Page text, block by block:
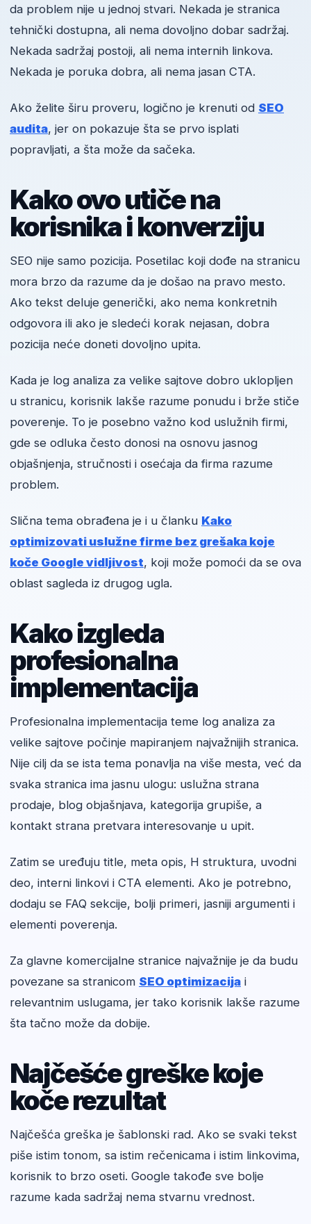
da problem nije u jednoj stvari. Nekada je stranica
tehnički dostupna, ali nema dovoljno dobar sadržaj.
Nekada sadržaj postoji, ali nema internih linkova.
Nekada je poruka dobra, ali nema jasan CTA.
Ako želite širu proveru, logično je krenuti od SEO
audita, jer on pokazuje šta se prvo isplati
popravljati, a šta može da sačeka.
Kako ovo utiče na
korisnika i konverziju
SEO nije samo pozicija. Posetilac koji dođe na stranicu
mora brzo da razume da je došao na pravo mesto.
Ako tekst deluje generički, ako nema konkretnih
odgovora ili ako je sledeći korak nejasan, dobra
pozicija neće doneti dovoljno upita.
Kada je log analiza za velike sajtove dobro uklopljen
u stranicu, korisnik lakše razume ponudu i brže stiče
poverenje. To je posebno važno kod uslužnih firmi,
gde se odluka često donosi na osnovu jasnog
objašnjenja, stručnosti i osećaja da firma razume
problem.
Slična tema obrađena je i u članku Kako
optimizovati uslužne firme bez grešaka koje
koče Google vidljivost, koji može pomoći da se ova
oblast sagleda iz drugog ugla.
Kako izgleda
profesionalna
implementacija
Profesionalna implementacija teme log analiza za
velike sajtove počinje mapiranjem najvažnijih stranica.
Nije cilj da se ista tema ponavlja na više mesta, već da
svaka stranica ima jasnu ulogu: uslužna strana
prodaje, blog objašnjava, kategorija grupiše, a
kontakt strana pretvara interesovanje u upit.
Zatim se uređuju title, meta opis, H struktura, uvodni
deo, interni linkovi i CTA elementi. Ako je potrebno,
dodaju se FAQ sekcije, bolji primeri, jasniji argumenti i
elementi poverenja.
Za glavne komercijalne stranice najvažnije je da budu
povezane sa stranicom SEO optimizacija i
relevantnim uslugama, jer tako korisnik lakše razume
šta tačno može da dobije.
Najčešće greške koje
koče rezultat
Najčešća greška je šablonski rad. Ako se svaki tekst
piše istim tonom, sa istim rečenicama i istim linkovima,
korisnik to brzo oseti. Google takođe sve bolje
razume kada sadržaj nema stvarnu vrednost.